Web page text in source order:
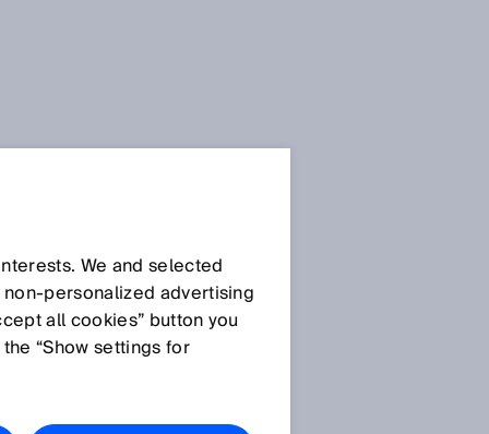
Alle artikelen
We and selected
advertising
all cookies” button you
“Show settings for